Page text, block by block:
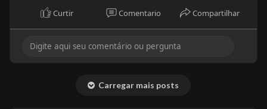
Curtir Comentario Compartilhar
Carregar mais posts